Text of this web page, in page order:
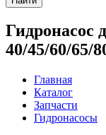
Гидронасос
40/45/60/65/
Главная
Каталог
Запчасти
Гидронасосы